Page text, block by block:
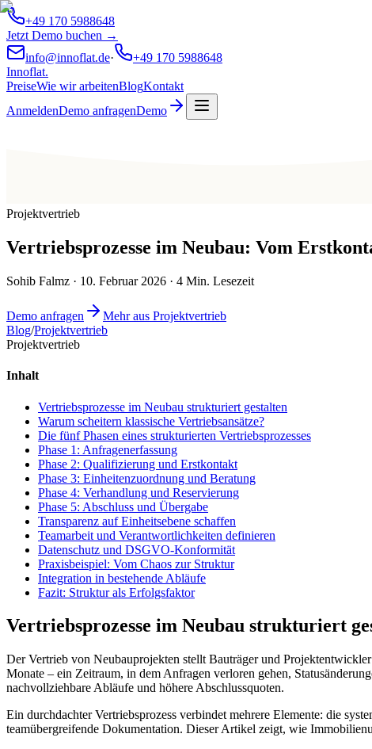
+49 170 5988648
Jetzt Demo buchen →
info@innoflat.de·
+49 170 5988648
Innoflat.
PreiseWie wir arbeitenBlogKontakt
AnmeldenDemo anfragenDemo
Projektvertrieb
Vertriebsprozesse im Neubau: Vom
Sohib Falmz · 10. Februar 2026 · 4 Min. Lesezeit
Demo anfragen
Mehr aus Projektvertrieb
Blog/Projektvertrieb
Projektvertrieb
Inhalt
Vertriebsprozesse im Neubau strukturiert gestalten
Warum scheitern klassische Vertriebsansätze?
Die fünf Phasen eines strukturierten Vertriebsprozesses
Phase 1: Anfragenerfassung
Phase 2: Qualifizierung und Erstkontakt
Phase 3: Einheitenzuordnung und Beratung
Phase 4: Verhandlung und Reservierung
Phase 5: Abschluss und Übergabe
Transparenz auf Einheitsebene schaffen
Teamarbeit und Verantwortlichkeiten definieren
Datenschutz und DSGVO-Konformität
Praxisbeispiel: Vom Chaos zur Struktur
Integration in bestehende Abläufe
Fazit: Struktur als Erfolgsfaktor
Vertriebsprozesse im Neubau strukturiert
Der Vertrieb von Neubauprojekten stellt Bauträger und
Monate – ein Zeitraum, in dem Anfragen verloren gehen,
nachvollziehbare Abläufe und höhere Abschlussquoten.
Ein durchdachter Vertriebsprozess verbindet mehrere Elemente: die
teamübergreifende Dokumentation. Dieser Artikel zeigt, wie